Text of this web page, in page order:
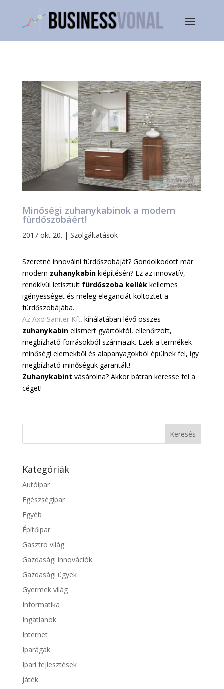
Minőségi zuhanykabinok a modern
fürdőszobáért!
2017 okt 20. | Szolgáltatások
Szeretné innoválni fürdőszobáját? Gondolkodott már
modern zuhanykabinkiépítésén? Ez az innovatív,
rendkívül letisztultfürdőszoba kellék kellemes
igényességet és meleg eleganciát költöztet a
fürdőszobájába.
Az Axo Saniter Kft. kínálatában lévő összes
zuhanykabin elismert gyártóktól, ellenőrzött,
megbízható forrásokból származik. Ezek a termékek
minőségi elemekből és alapanyagokból épülnek fel, így
megbízható minőségük garantált!
Zuhanykabint vásárolna? Akkor bátran keresse fel a
céget!
Kategóriák
Autóipar
Egészségipar
Egyéb
Építőipar
Gasztro világ
Gazdasági innovációk
Gazdasági ügyek
Gyermek világ
Informatika
Ingatlanok
Internet
Iparágak
Ipari fejlesztések
Játék